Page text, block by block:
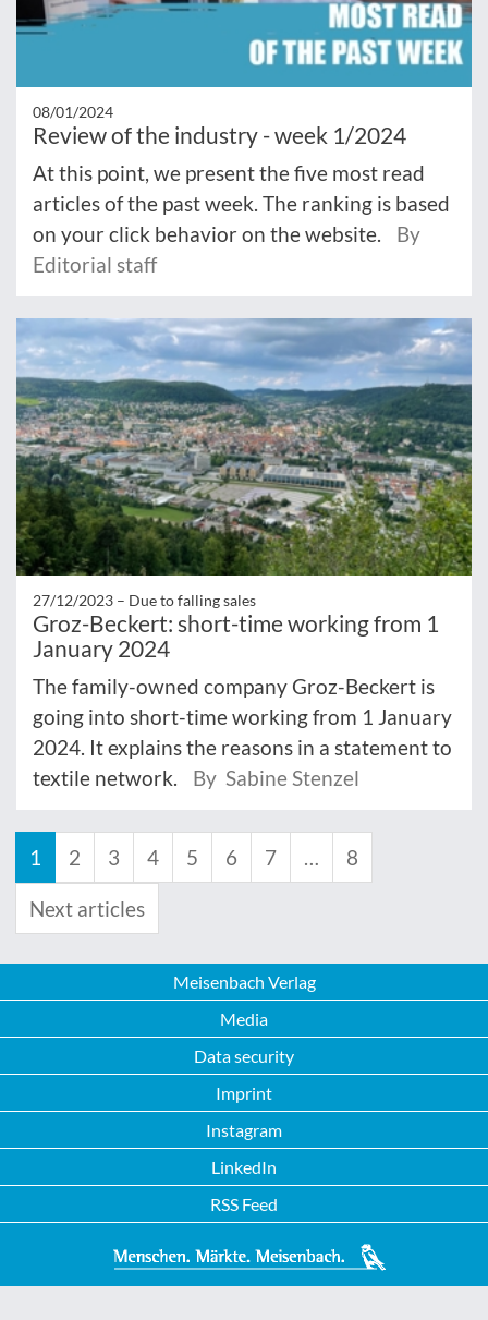
08/01/2024
Review of the industry - week 1/2024
At this point, we present the five most read
articles of the past week. The ranking is based
on your click behavior on the website.
By
Editorial staff
27/12/2023 – Due to falling sales
Groz-Beckert: short-time working from 1
January 2024
The family-owned company Groz-Beckert is
going into short-time working from 1 January
2024. It explains the reasons in a statement to
textile network.
By Sabine Stenzel
1 2 3 4 5 6 7 8
Next articles
Meisenbach Verlag
Media
Data security
Imprint
Instagram
LinkedIn
RSS Feed